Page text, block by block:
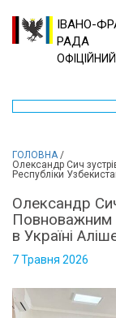
ІВАНО-
РАДА
ГОЛОВНА/
Олександр Сич
Республіки
Олександр
Повноважним
в Україні
7 Травня 2026